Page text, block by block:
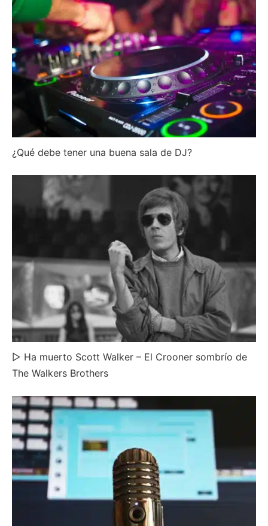
¿Qué debe tener una buena sala de DJ?
▷ Ha muerto Scott Walker – El Crooner sombrío de
The Walkers Brothers